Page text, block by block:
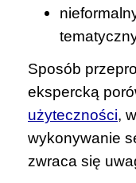
Sposób
ekspercką
użyteczności,
wykonywanie
zwraca się